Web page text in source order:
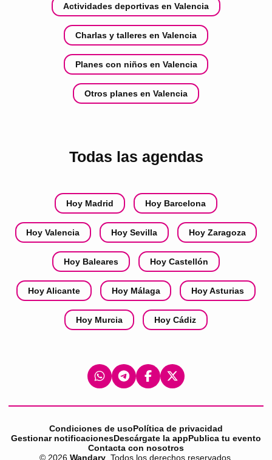
Actividades deportivas en Valencia
Charlas y talleres en Valencia
Planes con niños en Valencia
Otros planes en Valencia
Todas las agendas
Hoy Madrid Hoy Barcelona
Hoy Valencia Hoy Sevilla Hoy Zaragoza
Hoy Baleares Hoy Castellón
Hoy Alicante Hoy Málaga Hoy Asturias
Hoy Murcia Hoy Cádiz
Condiciones de usoPolítica de privacidad
Gestionar notificacionesDescárgate la appPublica tu evento
Contacta con nosotros
© 2026 Wandary. Todos los derechos reservados.